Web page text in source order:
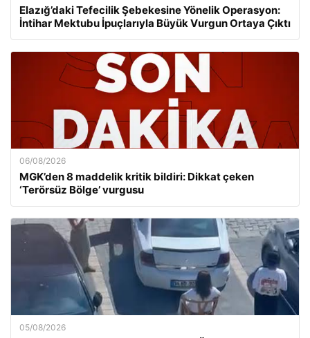
Elazığ’daki Tefecilik Şebekesine Yönelik Operasyon:
İntihar Mektubu İpuçlarıyla Büyük Vurgun Ortaya Çıktı
06/08/2026
MGK’den 8 maddelik kritik bildiri: Dikkat çeken
‘Terörsüz Bölge’ vurgusu
05/08/2026